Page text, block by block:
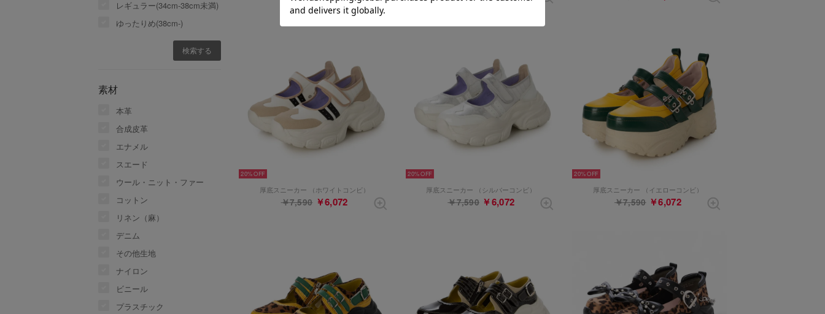
レギュラー(34cm-38cm未満)
ゆったりめ(38cm-)
素材
本革
合成皮革
エナメル
スエード
ウール・ニット・ファー
コットン
リネン（麻）
デニム
その他生地
ナイロン
ビニール
プラスチック
20%
厚底スニーカー （ホワイトコンビ）
￥7,590 ￥6,072
20%
厚底スニーカー （シルバーコンビ）
￥7,590 ￥6,072
20%
厚底スニーカー （イエローコンビ）
￥7,590 ￥6,072